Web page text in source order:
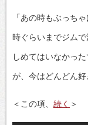
「あの時もぶっち
時ぐらいまでジム
しめてはいなかっ
が、今はどんどん好
＜この項、 続く ＞